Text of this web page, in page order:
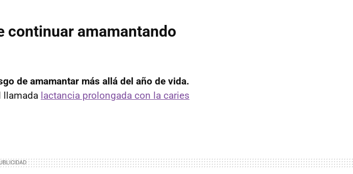
continuar amamantando
de amamantar más allá del año de vida.
llamada lactancia prolongada con la caries